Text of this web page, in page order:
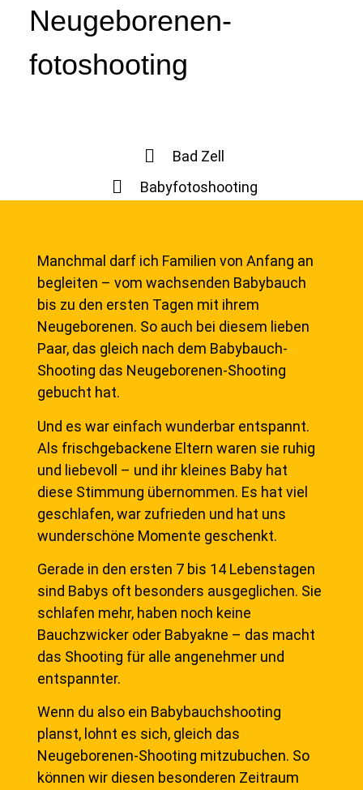
Neugeborenen-
fotoshooting
Bad Zell
Babyfotoshooting
Manchmal darf ich Familien von Anfang an
begleiten – vom wachsenden Babybauch
bis zu den ersten Tagen mit ihrem
Neugeborenen. So auch bei diesem lieben
Paar, das gleich nach dem Babybauch-
Shooting das Neugeborenen-Shooting
gebucht hat.
Und es war einfach wunderbar entspannt.
Als frischgebackene Eltern waren sie ruhig
und liebevoll – und ihr kleines Baby hat
diese Stimmung übernommen. Es hat viel
geschlafen, war zufrieden und hat uns
wunderschöne Momente geschenkt.
Gerade in den ersten 7 bis 14 Lebenstagen
sind Babys oft besonders ausgeglichen. Sie
schlafen mehr, haben noch keine
Bauchzwicker oder Babyakne – das macht
das Shooting für alle angenehmer und
entspannter.
Wenn du also ein Babybauchshooting
planst, lohnt es sich, gleich das
Neugeborenen-Shooting mitzubuchen. So
können wir diesen besonderen Zeitraum